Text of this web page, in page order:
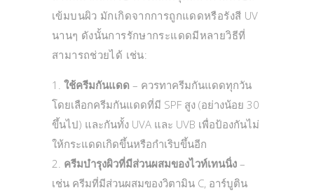
เข้มบนผิว มักเกิดจากการถูกแดดหรือรังสี UV
นานๆ ดังนั้นการรักษากระแดดมีหลายวิธีที่
สามารถช่วยได้ เช่น:
ใช้ครีมกันแดด – ควรทาครีมกันแดดทุกวัน
โดยเลือกครีมกันแดดที่มี SPF สูง (อย่างน้อย 30
ขึ้นไป) และกันทั้ง UVA และ UVB เพื่อป้องกันไม่
ให้กระแดดเกิดขึ้นหรือกำเริบขึ้นอีก
ครีมบำรุงผิวที่มีส่วนผสมของไวท์เทนนิ่ง –
เช่น ครีมที่มีส่วนผสมของวิตามิน C, อาร์บูติน